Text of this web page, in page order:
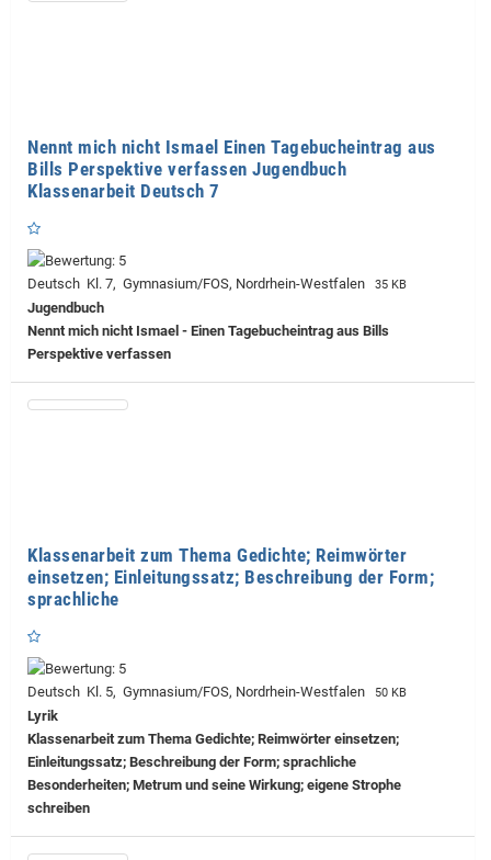
Nennt mich nicht Ismael Einen Tagebucheintrag aus
Bills Perspektive verfassen Jugendbuch
Klassenarbeit Deutsch 7
Deutsch Kl. 7, Gymnasium/FOS, Nordrhein-Westfalen 35 KB
Jugendbuch
Nennt mich nicht Ismael - Einen Tagebucheintrag aus Bills
Perspektive verfassen
Klassenarbeit zum Thema Gedichte; Reimwörter
einsetzen; Einleitungssatz; Beschreibung der Form;
sprachliche
Deutsch Kl. 5, Gymnasium/FOS, Nordrhein-Westfalen 50 KB
Lyrik
Klassenarbeit zum Thema Gedichte; Reimwörter einsetzen;
Einleitungssatz; Beschreibung der Form; sprachliche
Besonderheiten; Metrum und seine Wirkung; eigene Strophe
schreiben